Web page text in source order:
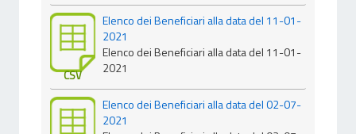
CSV
Elenco dei Beneficiari alla data del 11-01-
2021
Elenco dei Beneficiari alla data del 11-01-
2021
Elenco dei Beneficiari alla data del 02-07-
2021